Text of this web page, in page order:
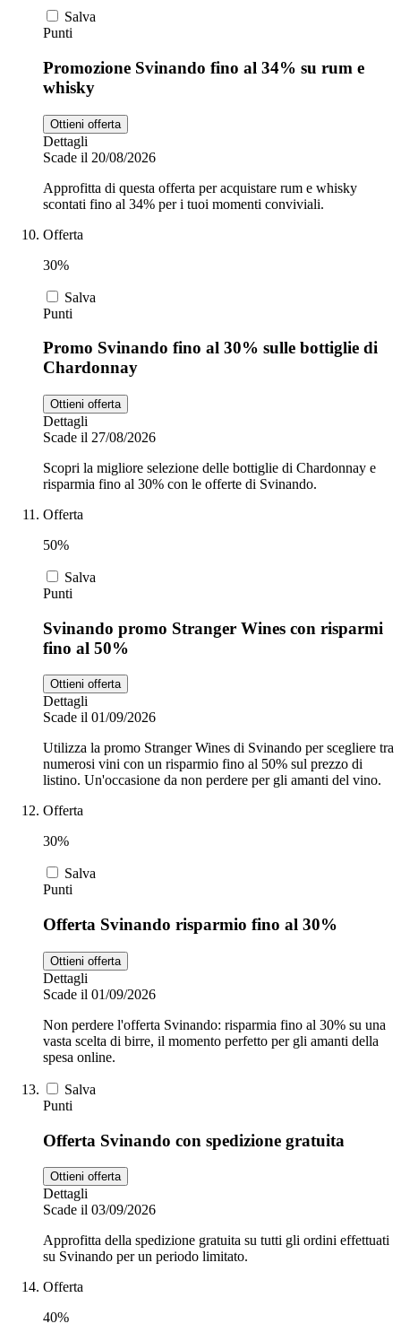
Salva
Punti
Promozione Svinando fino al 34% su rum e
whisky
Ottieni offerta
Dettagli
Scade il 20/08/2026
Approfitta di questa offerta per acquistare rum e whisky
scontati fino al 34% per i tuoi momenti conviviali.
Offerta
30%
Salva
Punti
Promo Svinando fino al 30% sulle bottiglie di
Chardonnay
Ottieni offerta
Dettagli
Scade il 27/08/2026
Scopri la migliore selezione delle bottiglie di Chardonnay e
risparmia fino al 30% con le offerte di Svinando.
Offerta
50%
Salva
Punti
Svinando promo Stranger Wines con risparmi
fino al 50%
Ottieni offerta
Dettagli
Scade il 01/09/2026
Utilizza la promo Stranger Wines di Svinando per scegliere tra
numerosi vini con un risparmio fino al 50% sul prezzo di
listino. Un'occasione da non perdere per gli amanti del vino.
Offerta
30%
Salva
Punti
Offerta Svinando risparmio fino al 30%
Ottieni offerta
Dettagli
Scade il 01/09/2026
Non perdere l'offerta Svinando: risparmia fino al 30% su una
vasta scelta di birre, il momento perfetto per gli amanti della
spesa online.
Salva
Punti
Offerta Svinando con spedizione gratuita
Ottieni offerta
Dettagli
Scade il 03/09/2026
Approfitta della spedizione gratuita su tutti gli ordini effettuati
su Svinando per un periodo limitato.
Offerta
40%